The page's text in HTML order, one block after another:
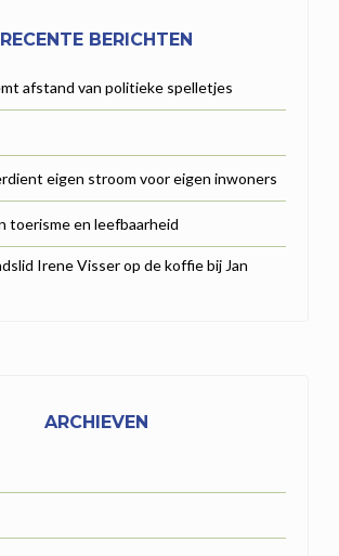
RECENTE BERICHTEN
afstand van politieke spelletjes
eigen stroom voor eigen inwoners
toerisme en leefbaarheid
Irene Visser op de koffie bij Jan
ARCHIEVEN